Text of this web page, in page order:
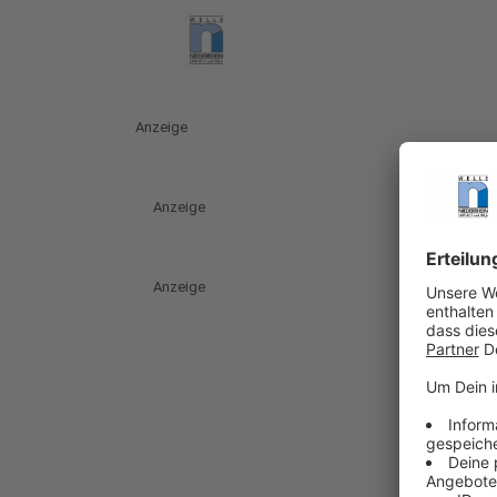
Anzeige
Anzeige
Anzeige